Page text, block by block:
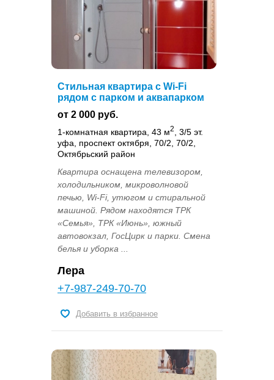
Стильная квартира с Wi-Fi
рядом с парком и аквапарком
от 2 000 руб.
1-комнатная квартира, 43 м2
, 3/5 эт.
уфа, проспект октября, 70/2, 70/2,
Октябрьский район
Квартира оснащена телевизором,
холодильником, микроволновой
печью, Wi-Fi, утюгом и стиральной
машиной. Рядом находятся ТРК
«Семья», ТРК «Июнь», южный
автовокзал, ГосЦирк и парки. Смена
белья и уборка ...
Лера
+7-987-249-70-70
Добавить в избранное